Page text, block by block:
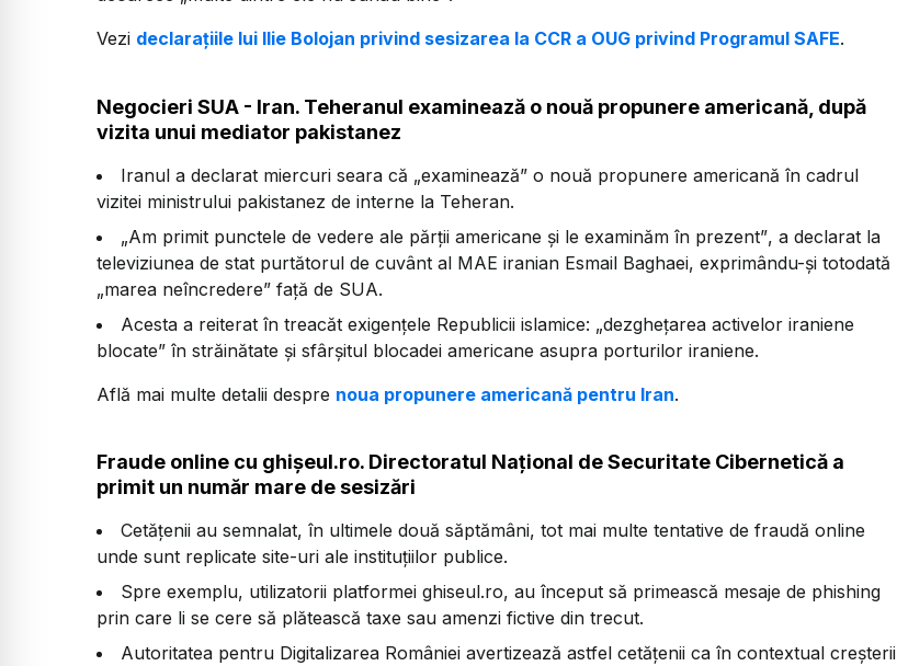
Vezi declarațiile lui Ilie Bolojan privind sesizarea la CCR a OUG privind Programul SAFE.
Negocieri SUA - Iran. Teheranul examinează o nouă propunere americană, după
vizita unui mediator pakistanez
Iranul a declarat miercuri seara că „examinează” o nouă propunere americană în cadrul
vizitei ministrului pakistanez de interne la Teheran.
„Am primit punctele de vedere ale părții americane și le examinăm în prezent”, a declarat la
televiziunea de stat purtătorul de cuvânt al MAE iranian Esmail Baghaei, exprimându-și totodată
„marea neîncredere” față de SUA.
Acesta a reiterat în treacăt exigențele Republicii islamice: „dezghețarea activelor iraniene
blocate” în străinătate și sfârșitul blocadei americane asupra porturilor iraniene.
Află mai multe detalii despre noua propunere americană pentru Iran.
Fraude online cu ghișeul.ro. Directoratul Național de Securitate Cibernetică a
primit un număr mare de sesizări
Cetățenii au semnalat, în ultimele două săptămâni, tot mai multe tentative de fraudă online
unde sunt replicate site-uri ale instituțiilor publice.
Spre exemplu, utilizatorii platformei ghiseul.ro, au început să primească mesaje de phishing
prin care li se cere să plătească taxe sau amenzi fictive din trecut.
Autoritatea pentru Digitalizarea României avertizează astfel cetățenii ca în contextual creșterii